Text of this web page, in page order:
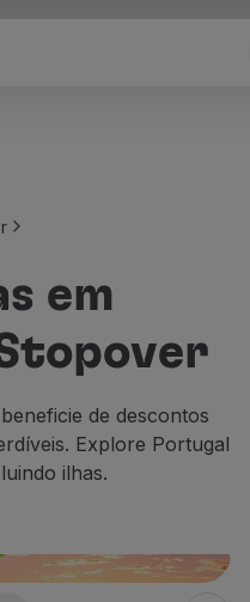
em
de descontos
Explore Portugal
ilhas.